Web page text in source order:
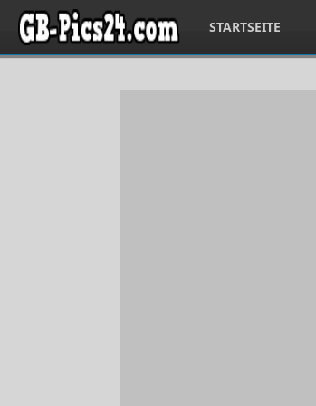
STARTSEITE